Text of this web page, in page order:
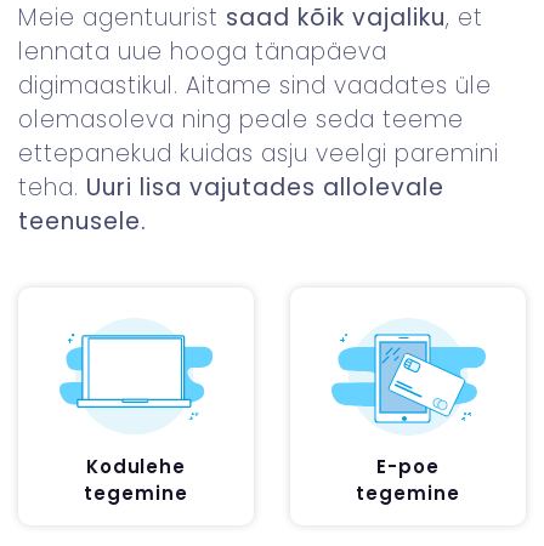
Meie agentuurist saad kõik vajaliku, et
lennata uue hooga tänapäeva
digimaastikul. Aitame sind vaadates üle
olemasoleva ning peale seda teeme
ettepanekud kuidas asju veelgi paremini
teha. Uuri lisa vajutades allolevale
teenusele.
Kodulehe
tegemine
E-poe
tegemine